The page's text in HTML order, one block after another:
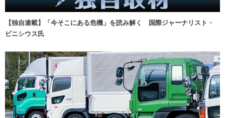
【独自連載】「今そこにある危機」を読み解く 国際ジャーナリスト・
ビニシウス氏